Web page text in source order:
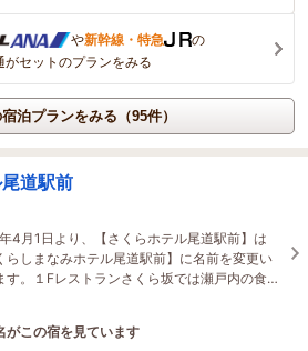
や新幹線・特急
の
がセットのプランをみる
泊プランをみる（95件）
道駅前
4月1日より、【さくらホテル尾道駅前】は
らしまなみホテル尾道駅前】に名前を変更い
す。１Fレストランさくら坂では瀬戸内の食材
した朝食をご堪能いただけます！
がこの宿を見ています